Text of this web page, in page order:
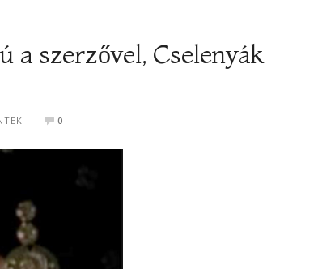
szerzővel, Cselenyák
0